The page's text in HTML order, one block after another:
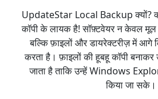
UpdateStar Local Backup क्यों?
कॉपी के लायक है! सॉफ़्टवेयर न केवल मूल
बल्कि फ़ाइलों और डायरेक्टरीज़ में आगे
करता है। फ़ाइलों की हूबहू कॉपी बनाकर
जाता है ताकि उन्हें Windows
किया जा सके।